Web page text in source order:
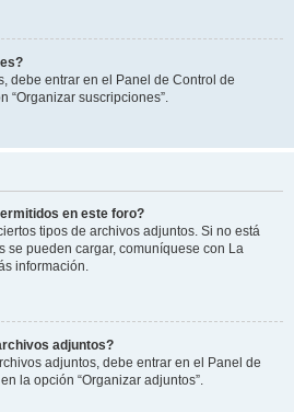
debe entrar en el Panel de Control de
“Organizar suscripciones”.
en este foro?
tipos de archivos adjuntos. Si no está
se pueden cargar, comuníquese con La
información.
adjuntos?
adjuntos, debe entrar en el Panel de
la opción “Organizar adjuntos”.